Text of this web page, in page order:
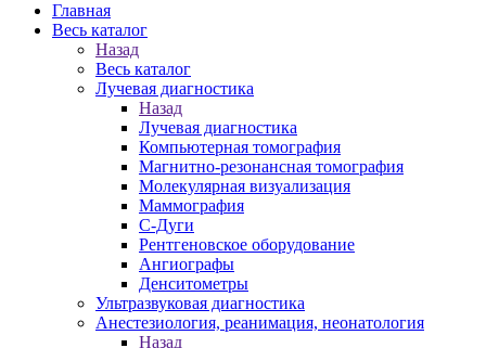
Главная
Весь каталог
Назад
Весь каталог
Лучевая диагностика
Назад
Лучевая диагностика
Компьютерная томография
Магнитно-резонансная томография
Молекулярная визуализация
Маммография
С-Дуги
Рентгеновское оборудование
Ангиографы
Денситометры
Ультразвуковая диагностика
Анестезиология, реанимация, неонатология
Назад